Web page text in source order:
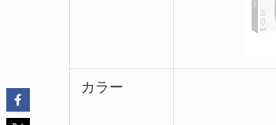
カラー